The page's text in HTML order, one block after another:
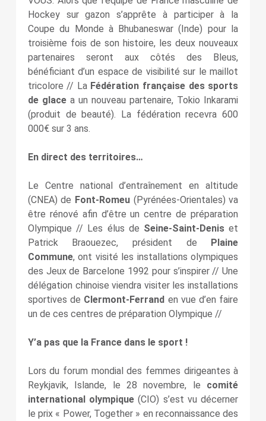
Hockey sur gazon s’apprête à participer à la
Coupe du Monde à Bhubaneswar (Inde) pour la
troisième fois de son histoire, les deux nouveaux
partenaires seront aux côtés des Bleus,
bénéficiant d’un espace de visibilité sur le maillot
tricolore // LaFédération française des sports
de glace a un nouveau partenaire, Tokio Inkarami
(produit de beauté). La fédération recevra 600
000€ sur 3 ans.
En direct des territoires…
Le Centre national d’entraînement en altitude
(CNEA) de Font-Romeu (Pyrénées-Orientales) va
être rénové afin d’être un centre de préparation
Olympique // Les élus de Seine-Saint-Deniset
Patrick Braouezec, président de Plaine
Commune, ont visité les installations olympiques
des Jeux de Barcelone 1992 pour s’inspirer // Une
délégation chinoise viendra visiter les installations
sportives de Clermont-Ferrand en vue d’en faire
un de ces centres de préparation Olympique //
Y’a pas que la France dans le sport !
Lors du forum mondial des femmes dirigeantes à
Reykjavik, Islande, le 28 novembre, le comité
international olympique (CIO) s’est vu décerner
le prix « Power, Together » en reconnaissance des